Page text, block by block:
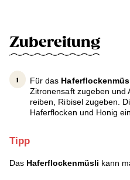
Zubereitung
Für das
Zitronensaft zugeben und
reiben, Ribisel zugeben.
Haferflocken und Honig
Tipp
Das Haferflockenmüsli kann